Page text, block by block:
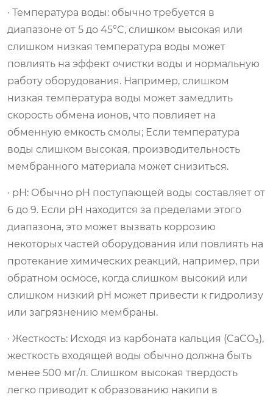
· Температура воды: обычно требуется в
диапазоне от 5 до 45°C, слишком высокая или
слишком низкая температура воды может
повлиять на эффект очистки воды и нормальную
работу оборудования. Например, слишком
низкая температура воды может замедлить
скорость обмена ионов, что повлияет на
обменную емкость смолы; Если температура
воды слишком высокая, производительность
мембранного материала может снизиться.
· pH: Обычно pH поступающей воды составляет от
6 до 9. Если pH находится за пределами этого
диапазона, это может вызвать коррозию
некоторых частей оборудования или повлиять на
протекание химических реакций, например, при
обратном осмосе, когда слишком высокий или
слишком низкий pH может привести к гидролизу
или загрязнению мембраны.
· Жесткость: Исходя из карбоната кальция (CaCO₃),
жесткость входящей воды обычно должна быть
менее 500 мг/л. Слишком высокая твердость
легко приводит к образованию накипи в